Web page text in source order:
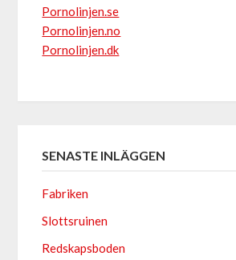
Pornolinjen.se
Pornolinjen.no
Pornolinjen.dk
SENASTE INLÄGGEN
Fabriken
Slottsruinen
Redskapsboden